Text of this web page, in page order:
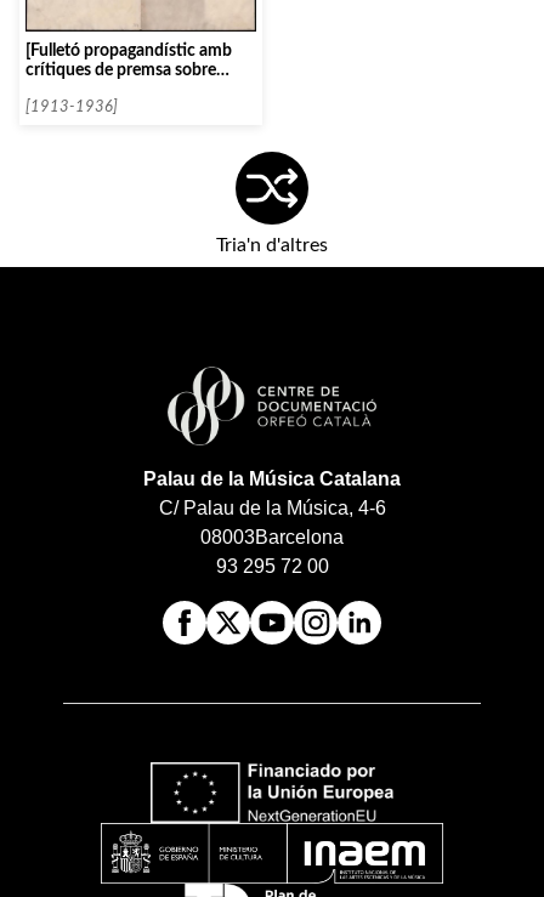
[Fulletó propagandístic amb
crítiques de premsa sobre
[1913-1936]
Tria'n d'altres
Palau de la Música Catalana
C/ Palau de la Música, 4-6
08003Barcelona
93 295 72 00